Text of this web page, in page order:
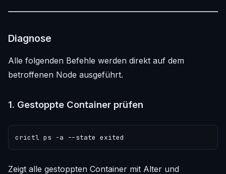
Diagnose
Alle folgenden Befehle werden direkt auf dem
betroffenen Node ausgeführt.
1. Gestoppte Container prüfen
Zeigt alle gestoppten Container mit Alter und